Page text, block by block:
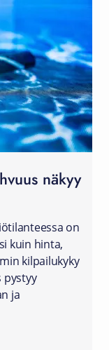
näkyy
on
kuin hinta,
kilpailukyky
pystyy
ja